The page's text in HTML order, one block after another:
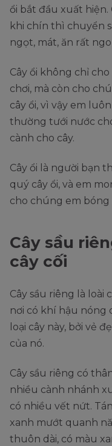
ổi bắt đầu xuất hiện.
khi chín thì chuyển
ngọt, mát, ăn rất
Cây ổi không chỉ
chơi, mà còn cho
cây ổi, vì vậy em
thường tưới nước
cành cho cây.
Cây ổi là người bạn
quý cây ổi, và em
cho chúng em bóng
Cây sầu
cây cối
Cây sầu riêng là loài
nơi có khí hậu nóng
loại cây này, bởi vẻ
của nó.
Cây sầu riêng có
nhiều cành nhánh
có nhiều vết nứt.
xanh mướt quanh
thuôn dài, có màu